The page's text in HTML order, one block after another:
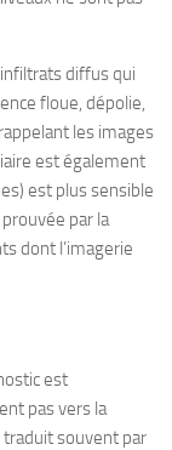
diffus qui
floue, dépolie,
les images
est également
est plus sensible
prouvée par la
dont l’imagerie
est
pas vers la
traduit souvent par